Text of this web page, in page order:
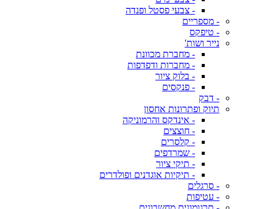
- צבעי פסטל ופנדה
- מספריים
- טיפקס
נייר ושות'
- מחברת מכוונת
- מחברות ודפדפות
- בלוק ציור
- פנקסים
- דבק
תיוק ופתרונות אחסון
- אינדקס והרמוניקה
- חוצצים
- קלסרים
- שמרדפים
- תיקי ציור
- תיקיות אוגדנים ופולדרים
- סרגלים
- עטיפות